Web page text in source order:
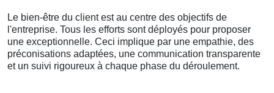
Le bien-être du client est au centre des objectifs de
l'entreprise. Tous les efforts sont déployés pour proposer
une exceptionnelle. Ceci implique par une empathie, des
préconisations adaptées, une communication transparente
et un suivi rigoureux à chaque phase du déroulement.